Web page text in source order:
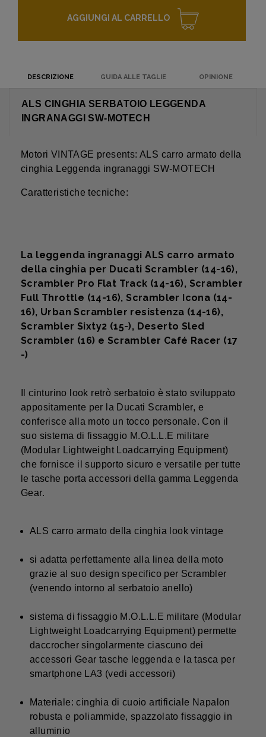
AGGIUNGI AL CARRELLO
DESCRIZIONE GUIDA ALLE TAGLIE OPINIONE
ALS CINGHIA SERBATOIO LEGGENDA
INGRANAGGI SW-MOTECH
Motori VINTAGE presents: ALS carro armato della
cinghia Leggenda ingranaggi SW-MOTECH
Caratteristiche tecniche:
La leggenda ingranaggi ALS carro armato
della cinghia per Ducati Scrambler (14-16),
Scrambler Pro Flat Track (14-16), Scrambler
Full Throttle (14-16), Scrambler Icona (14-
16), Urban Scrambler resistenza (14-16),
Scrambler Sixty2 (15-), Deserto Sled
Scrambler (16) e Scrambler Café Racer (17
-)
Il cinturino look retrò serbatoio è stato sviluppato
appositamente per la Ducati Scrambler, e
conferisce alla moto un tocco personale. Con il
suo sistema di fissaggio M.O.L.L.E militare
(Modular Lightweight Loadcarrying Equipment)
che fornisce il supporto sicuro e versatile per tutte
le tasche porta accessori della gamma Leggenda
Gear.
ALS carro armato della cinghia look vintage
si adatta perfettamente alla linea della moto
grazie al suo design specifico per Scrambler
(venendo intorno al serbatoio anello)
sistema di fissaggio M.O.L.L.E militare (Modular
Lightweight Loadcarrying Equipment) permette
daccrocher singolarmente ciascuno dei
accessori Gear tasche leggenda e la tasca per
smartphone LA3 (vedi accessori)
Materiale: cinghia di cuoio artificiale Napalon
robusta e poliammide, spazzolato fissaggio in
alluminio